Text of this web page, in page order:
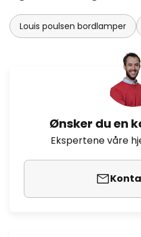
Louis poulsen bordlamper
Ønsker du en
Ekspertene våre